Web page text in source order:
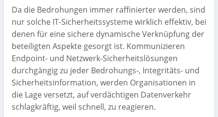
Da die Bedrohungen immer raffinierter werden, sind
nur solche IT-Sicherheitssysteme wirklich effektiv, bei
denen für eine sichere dynamische Verknüpfung der
beteiligten Aspekte gesorgt ist. Kommunizieren
Endpoint- und Netzwerk-Sicherheitslösungen
durchgängig zu jeder Bedrohungs-, Integritäts- und
Sicherheitsinformation, werden Organisationen in
die Lage versetzt, auf verdächtigen Datenverkehr
schlagkräftig, weil schnell, zu reagieren.